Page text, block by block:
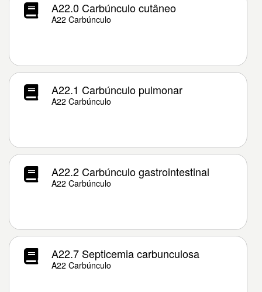
A22.0 Carbúnculo cutâneo
A22 Carbúnculo
A22.1 Carbúnculo pulmonar
A22 Carbúnculo
A22.2 Carbúnculo gastrointestinal
A22 Carbúnculo
A22.7 Septicemia carbunculosa
A22 Carbúnculo